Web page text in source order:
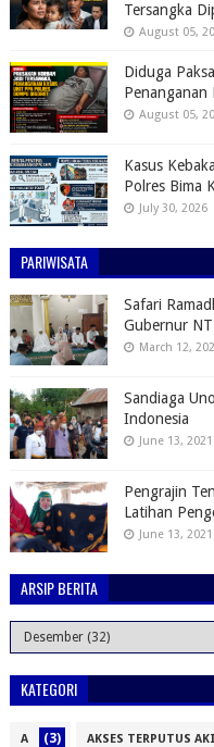
Tersangka
August 05,
Diduga
Penanganan
August 05,
Kasus
Polres Bima
July 30, 2026
PARIWISATA
Safari
Gubernur
March 12,
Sandiaga
Indonesia
June 13, 2021
Pengrajin
Latihan
June 13, 2021
ARSIP BERITA
KATEGORI
A (3) AKSES TERPUTUS